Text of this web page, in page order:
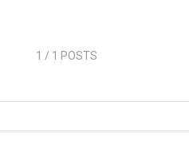
1 / 1 POSTS